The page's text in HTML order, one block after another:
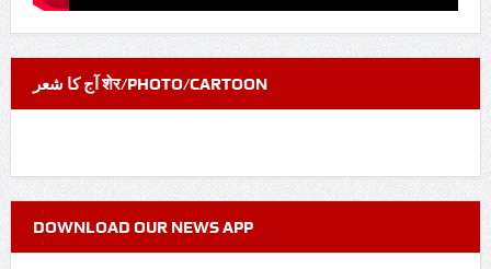
آج کا شعر शेर/PHOTO/CARTOON
DOWNLOAD OUR NEWS APP